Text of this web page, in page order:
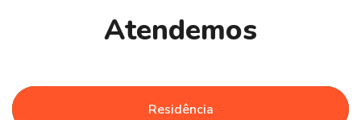
Atendemos
Residência